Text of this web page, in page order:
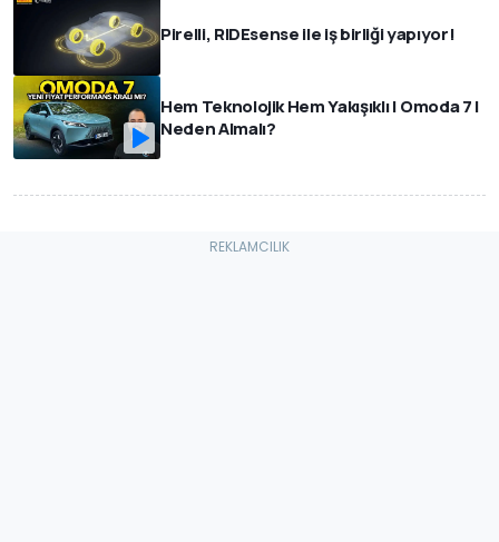
Pirelli, RIDEsense ile iş birliği yapıyor!
Hem Teknolojik Hem Yakışıklı | Omoda 7 |
Neden Almalı?